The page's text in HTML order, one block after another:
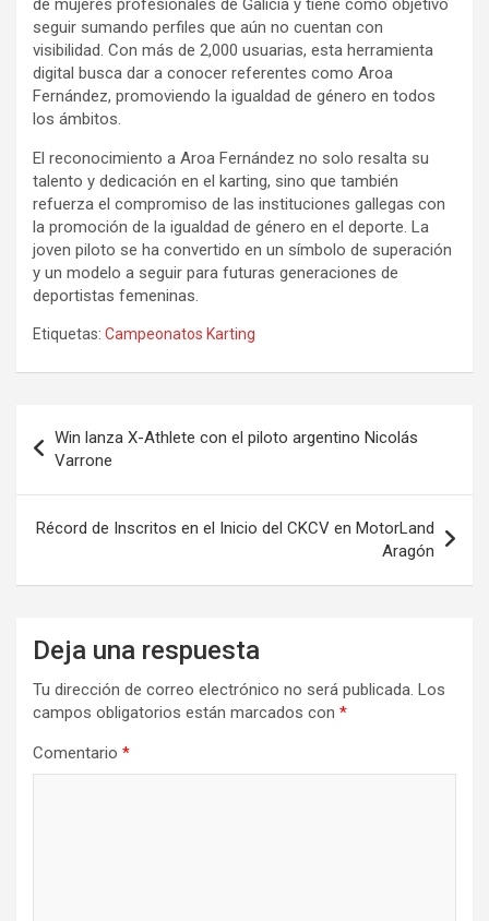
de mujeres profesionales de Galicia y tiene como objetivo
seguir sumando perfiles que aún no cuentan con
visibilidad. Con más de 2,000 usuarias, esta herramienta
digital busca dar a conocer referentes como Aroa
Fernández, promoviendo la igualdad de género en todos
los ámbitos.
El reconocimiento a Aroa Fernández no solo resalta su
talento y dedicación en el karting, sino que también
refuerza el compromiso de las instituciones gallegas con
la promoción de la igualdad de género en el deporte. La
joven piloto se ha convertido en un símbolo de superación
y un modelo a seguir para futuras generaciones de
deportistas femeninas.
Etiquetas: Campeonatos Karting
de
entradas
Win lanza X-Athlete con el piloto argentino Nicolás
Varrone
Récord de Inscritos en el Inicio del CKCV en MotorLand
Aragón
Deja una respuesta
Tu dirección de correo electrónico no será publicada. Los
campos obligatorios están marcados con *
Comentario *